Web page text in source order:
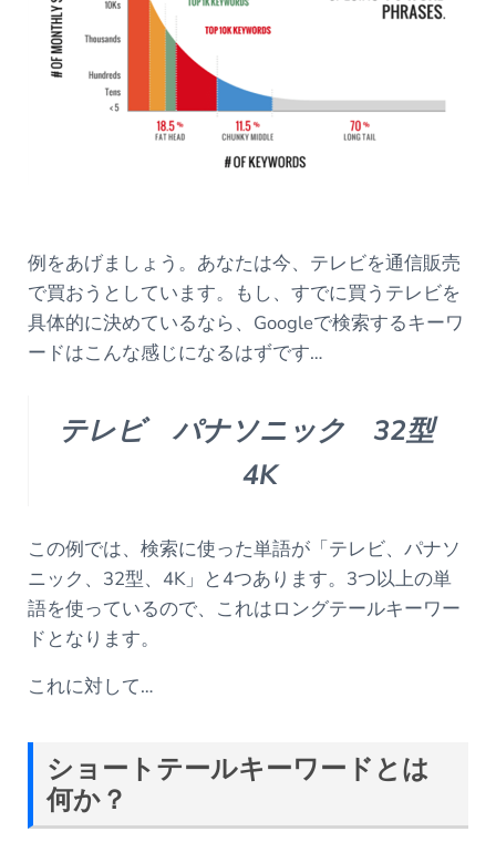
例をあげましょう。あなたは今、テレビを通信販売
で買おうとしています。もし、すでに買うテレビを
具体的に決めているなら、Googleで検索するキーワ
ードはこんな感じになるはずです…
テレビ パナソニック 32型
4K
この例では、検索に使った単語が「テレビ、パナソ
ニック、32型、4K」と4つあります。3つ以上の単
語を使っているので、これはロングテールキーワー
ドとなります。
これに対して…
ショートテールキーワードとは
何か？